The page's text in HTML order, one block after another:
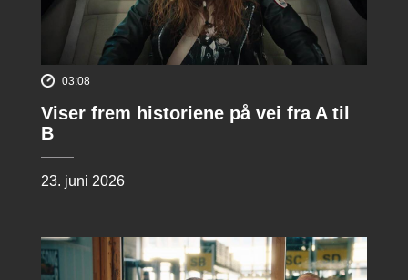
03:08
Viser frem historiene på vei fra A til
B
23. juni 2026